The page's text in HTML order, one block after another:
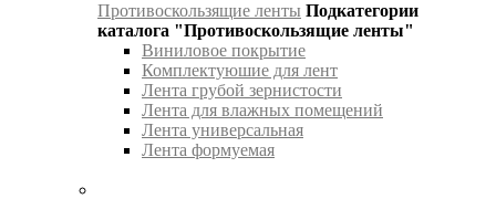
Противоскользящие ленты Подкатегории
каталога "Противоскользящие ленты"
Виниловое покрытие
Комплектуюшие для лент
Лента грубой зернистости
Лента для влажных помещений
Лента универсальная
Лента формуемая